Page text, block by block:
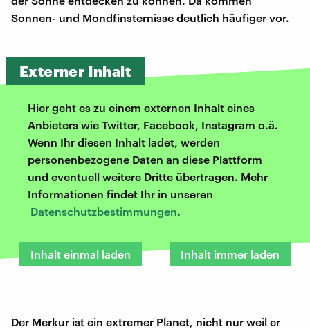
Sonnen- und Mondfinsternisse deutlich häufiger vor.
Externer Inhalt
Hier geht es zu einem externen Inhalt eines
Anbieters wie Twitter, Facebook, Instagram o.ä.
Wenn Ihr diesen Inhalt ladet, werden
personenbezogene Daten an diese Plattform
und eventuell weitere Dritte übertragen. Mehr
Informationen findet Ihr in unseren
Datenschutzbestimmungen.
Inhalt einmal laden Inhalt immer laden
Der Merkur ist ein extremer Planet, nicht nur weil er